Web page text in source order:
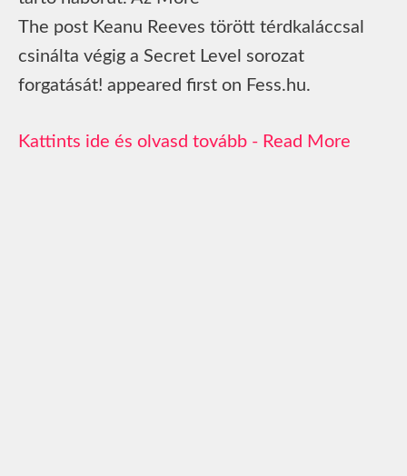
The post Keanu Reeves törött térdkaláccsal
csinálta végig a Secret Level sorozat
forgatását! appeared first on Fess.hu.
Read More